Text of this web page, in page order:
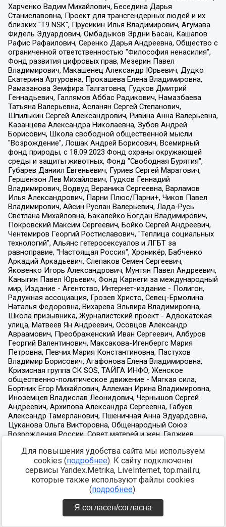
Для повышения удобства сайта мы используем
cookies (подробнее). К сайту подключены
сервисы Yandex.Metrika, LiveInternet, top.mail.ru,
которые также используют файлы cookies
(подробнее).
Я согласен/согласна